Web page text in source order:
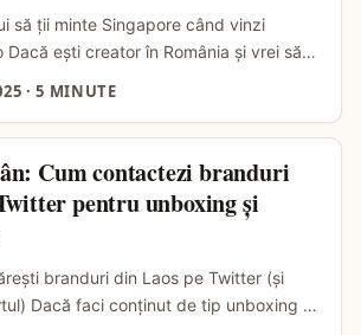
din America Latină sunt mai
creative și cross‑platform. ...
să ții minte Singapore când vinzi
Dacă ești creator în România și vrei să
investesc serios în storytelling pe
precum Singapore Tourism Board
canale sociale și colaborează frecvent
conținut localizat (vezi sfaturile și
visitsingapore.com, STB social
·5 MINUTE
Cum contactezi branduri
pentru unboxing și
branduri din Laos pe Twitter (și
Dacă faci conținut de tip unboxing și